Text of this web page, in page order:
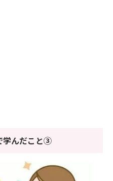
学んだこと③